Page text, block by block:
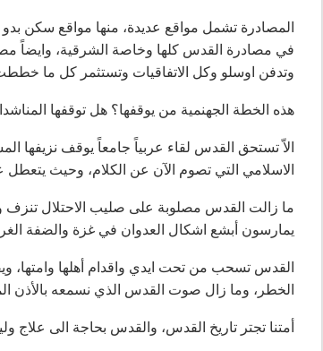
المصادرة تشمل مواقع عديدة، منها مواقع سكن
في مصادرة القدس كلها وخاصة الشرقية، وايضاً
وتدفن اوسلو وكل الاتفاقيات وتستثمر كل ما
هذه الخطة الجهنمية من يوقفها؟ هل توقفها
الاّ تستحق القدس لقاء عربياً جامعاً يوقف نزيفها
الاسلامي التي تصوم الآن عن الكلام، وحيث
ما زالت القدس مصلوبة على صليب الاحتلال تنزف
يمارسون أبشع اشكال العدوان في غزة والضفة
القدس تسحب من تحت ايدي واقدام أهلها وامتها،
الخطر، وما زال صوت القدس الذي نسمعه بالأذن
أمتنا تجتر تاريخ القدس، والقدس بحاجة الى علاج